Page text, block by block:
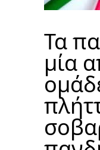
Τα
μία